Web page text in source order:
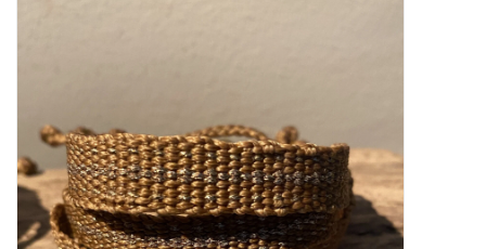
MIEQ's Setjes
MIEQ was een tijdje verdwenen
van Social Media